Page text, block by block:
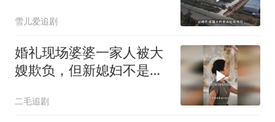
雪儿爱追剧
婚礼现场婆婆一家人被大
嫂欺负，但新媳妇不是好
二毛追剧